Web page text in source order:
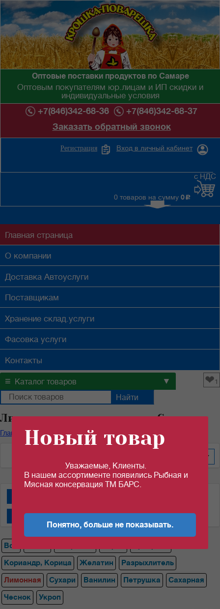
Оптовые поставки продуктов по Самаре
Оптовым покупателям юр.лицам и ИП скидки и
индивидуальные условия
+7(846)342-68-36
+7(846)342-68-37
Заказать обратный звонок
Вход в личный кабинет
Регистрация
0 товаров на сумму 0 c
с НДС
Главная страница
О компании
Доставка Автоуслуги
Поставщикам
Хранение склад.услуги
Фасовка услуги
Контакты
≡ Каталог товаров ▼ ❤1
Лимонная кислота оптом в Самаре
Главная / Каталог продуктов Специи/ Лимонная кислота
Специи "Спецаромат"
Все
Кориандр, Корица
Желатин
Разрыхлитель
Лимонная
Сухари Ванилин Петрушка
Сахарная
Чеснок
Укроп
Новый товар
Уважаемые, Клиенты.
В нашем ассортименте появились Рыбная и
Мясная консервация ТМ БАРС.
Понятно, больше не показывать.